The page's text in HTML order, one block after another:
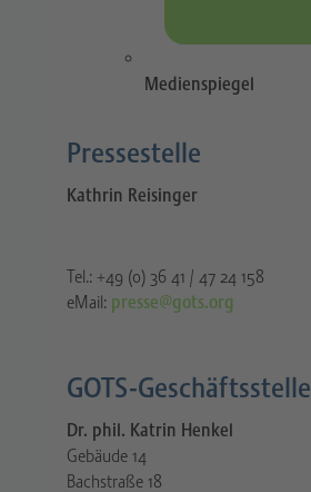
Medienspiegel
Pressestelle​
Kathrin Reisinger
Tel.: +49 (0) 36 41 / 47 24 158
eMail: presse@gots.org
GOTS-Geschäftsstelle
Dr. phil. Katrin Henkel
Gebäude 14
Bachstraße 18